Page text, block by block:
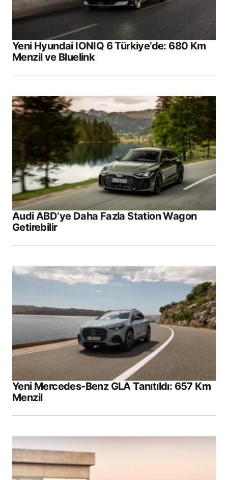
Yeni Hyundai IONIQ 6 Türkiye’de: 680 Km
Menzil ve Bluelink
Audi ABD’ye Daha Fazla Station Wagon
Getirebilir
Yeni Mercedes-Benz GLA Tanıtıldı: 657 Km
Menzil